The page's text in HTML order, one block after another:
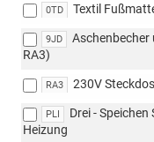
0TD Textil
9JD
RA3)
RA3 230V
PLI
Drei -
Heizung